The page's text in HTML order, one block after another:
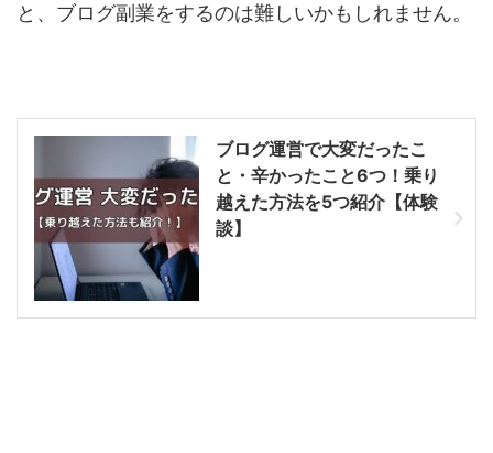
と、ブログ副業をするのは難しいかもしれません。
ブログ運営で大変だったこ
と・辛かったこと6つ！乗り
越えた方法を5つ紹介【体験
談】